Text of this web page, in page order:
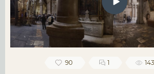
90 1